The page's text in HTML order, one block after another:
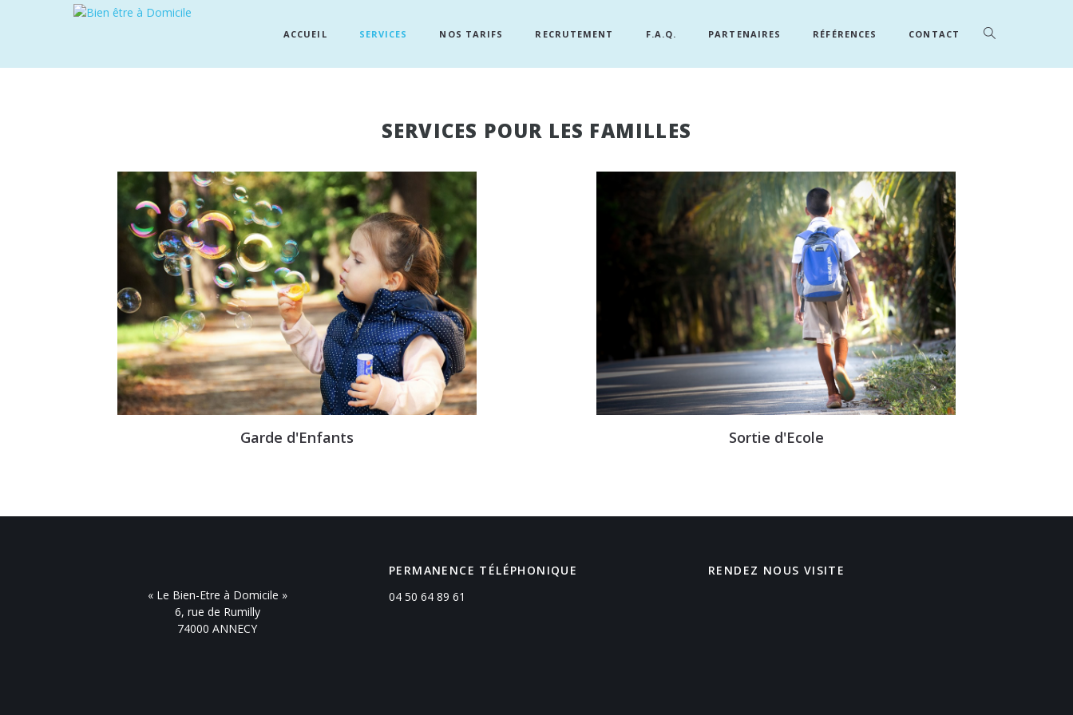
ACCUEIL SERVICES NOS TARIFS RECRUTEMENT F.A.Q. PARTENAIRES RÉFÉRENCES CONTACT
SERVICES POUR LES FAMILLES
Garde d'Enfants Sortie d'Ecole
« Le Bien-Etre à Domicile »
6, rue de Rumilly
74000 ANNECY
PERMANENCE TÉLÉPHONIQUE
04 50 64 89 61
RENDEZ NOUS VISITE